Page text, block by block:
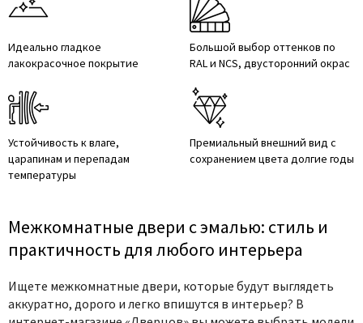
Идеально гладкое
лакокрасочное покрытие
Большой выбор оттенков по
RAL и NCS, двусторонний окрас
Устойчивость к влаге,
царапинам и перепадам
температуры
Премиальный внешний вид с
сохранением цвета долгие годы
Межкомнатные двери с эмалью: стиль и
практичность для любого интерьера
Ищете межкомнатные двери, которые будут выглядеть
аккуратно, дорого и легко впишутся в интерьер? В